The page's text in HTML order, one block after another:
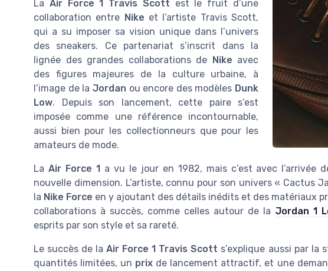
La Air Force 1 Travis Scott est le fruit d’une
collaboration entre Nike et l’artiste Travis Scott,
qui a su imposer sa vision unique dans l’univers
des sneakers. Ce partenariat s’inscrit dans la
lignée des grandes collaborations de Nike avec
des figures majeures de la culture urbaine, à
l’image de la Jordan ou encore des modèles Dunk
Low. Depuis son lancement, cette paire s’est
imposée comme une référence incontournable,
aussi bien pour les collectionneurs que pour les
amateurs de mode.
La Air Force 1a vu le jour en 1982, mais c’est avec l’arrivée
nouvelle dimension. L’artiste, connu pour son univers « Cactus
la Nike Force en y ajoutant des détails inédits et des matériaux
collaborations à succès, comme celles autour de la Jordan 1
esprits par son style et sa rareté.
Le succès de laAir Force 1 Travis Scott s’explique aussi par la
quantités limitées, un prix de lancement attractif, et une